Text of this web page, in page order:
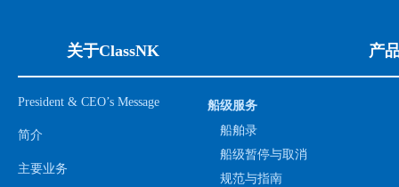
关于ClassNK
President & CEO’s Message
简介
主要业务
产
船级服务
船舶录
船级暂停与取消
规范与指南